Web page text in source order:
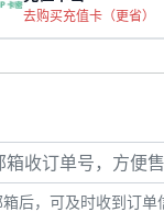
去购买充值卡（更省）
后，可及时收到订单